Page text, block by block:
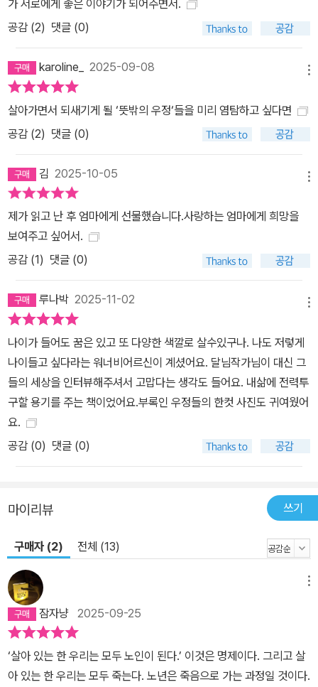
려본다. 지금 여기에서 내가 쓴 이야기가 나보다 먼저 멀리 가 있다는
사실이 마음에 든다. 그곳으로 가보고 싶다.”- 본문 중에서
가 서로에게 좋은 이야기가 되어주면서.
공감 (2) 댓글 (0)
karoline_ 2025-09-08
살아가면서 되새기게 될 ‘뜻밖의 우정‘들을 미리 염탐하고 싶다면
공감 (2) 댓글 (0)
김 2025-10-05
제가 읽고 난 후 엄마에게 선물했습니다.사랑하는 엄마에게 희망을
보여주고 싶어서.
공감 (1) 댓글 (0)
루나박 2025-11-02
나이가 들어도 꿈은 있고 또 다양한 색깔로 살수있구나. 나도 저렇게
나이들고 싶다라는 워너비어르신이 계셨어요. 달님작가님이 대신 그
들의 세상을 인터뷰해주셔서 고맙다는 생각도 들어요. 내삶에 전력투
구할 용기를 주는 책이었어요.부록인 우정들의 한컷 사진도 귀여웠어
요.
공감 (0) 댓글 (0)
마이리뷰 쓰기
구매자 (2) 전체 (13)
잠자냥 2025-09-25
‘살아 있는 한 우리는 모두 노인이 된다.’ 이것은 명제이다. 그리고 살
아 있는 한 우리는 모두 죽는다. 노년은 죽음으로 가는 과정일 것이다.